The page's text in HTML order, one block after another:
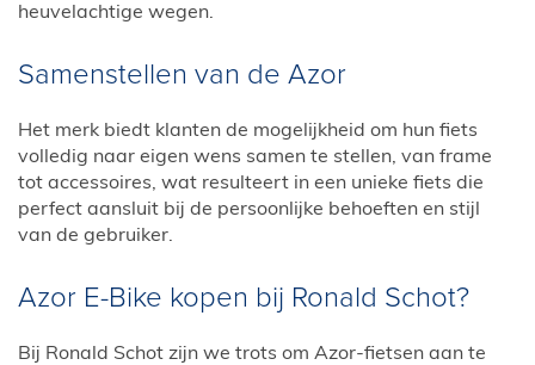
heuvelachtige wegen.
Samenstellen van de Azor
Het merk biedt klanten de mogelijkheid om hun fiets
volledig naar eigen wens samen te stellen, van frame
tot accessoires, wat resulteert in een unieke fiets die
perfect aansluit bij de persoonlijke behoeften en stijl
van de gebruiker.
Azor E-Bike kopen bij Ronald Schot?
Bij Ronald Schot zijn we trots om Azor-fietsen aan te